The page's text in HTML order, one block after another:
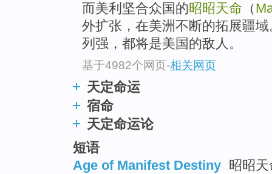
而美利坚合众国的昭昭天命 （
外扩张，在美洲不断的拓展疆
列强，都将是美国的敌人。
基于4982个网页-相关网页
天定命运
宿命
天定命运论
短语
Age of Manifest Destiny 昭昭